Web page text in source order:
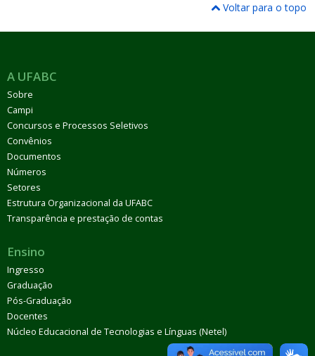
Voltar para o topo
A UFABC
Sobre
Campi
Concursos e Processos Seletivos
Convênios
Documentos
Números
Setores
Estrutura Organizacional da UFABC
Transparência e prestação de contas
Ensino
Ingresso
Graduação
Pós-Graduação
Docentes
Núcleo Educacional de Tecnologias e Línguas (Netel)